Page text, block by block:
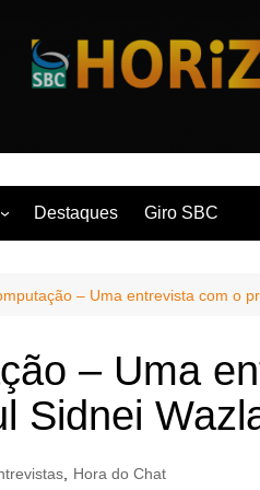
Destaques Giro SBC
– Uma entrevista com o
– Uma
Sidnei
Hora do Chat